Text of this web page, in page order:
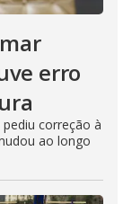
erro
correção à
ao longo